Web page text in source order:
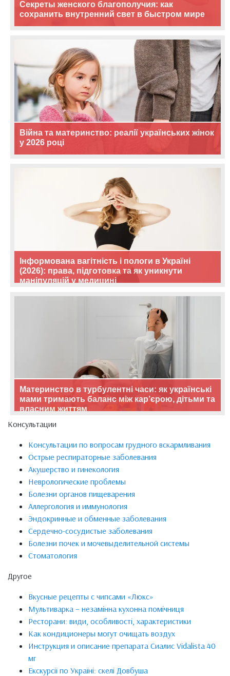
Секреты женского благополучия: как
сохранить внутренний свет в быстром мире
Війна та материнство: реалії українських жінок
у 2026 році
Інформована вагітність і пологи в Україні
(2026): права, підготовка та як уникнути
маніпуляцій у медицині
Материнство в турбулентні часи: як українські
мами тримають баланс між кар’єрою, дітьми та
власним життям
Консультации
Консультации по вопросам грудного вскармливания
Острые респираторные заболевания
Акушерство и гинекология
Неврологические проблемы
Болезни органов пищеварения
Аллергология и иммунология
Эндокринные и обменные заболевания
Сердечно-сосудистые заболевания
Болезни почек и мочевыделительной системы
Стоматология
Другое
Вкусные рецепты с чипсами «Люкс»
Мультиварка – незамінна кухонна помічниця
Ресторани: види, особливості, характеристики
Как кондиционеры могут очищать воздух
Инструкция и описание препарата Сиалис Vidalista 40
мг
Екскурсії по Україні: скелі Довбуша